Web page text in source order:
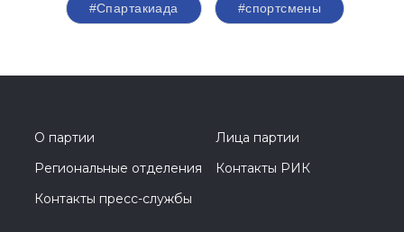
#Спартакиада #спортсмены
О партии
Лица партии
Региональные отделения
Контакты РИК
Контакты пресс-службы